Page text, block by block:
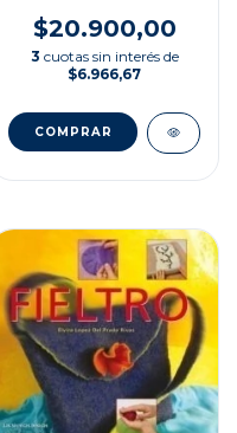
$20.900,00
3 cuotas sin interés de
$6.966,67